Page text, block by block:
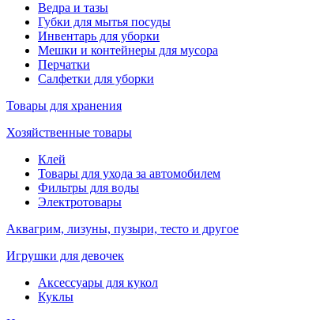
Ведра и тазы
Губки для мытья посуды
Инвентарь для уборки
Мешки и контейнеры для мусора
Перчатки
Салфетки для уборки
Товары для хранения
Хозяйственные товары
Клей
Товары для ухода за автомобилем
Фильтры для воды
Электротовары
Аквагрим, лизуны, пузыри, тесто и другое
Игрушки для девочек
Аксессуары для кукол
Куклы